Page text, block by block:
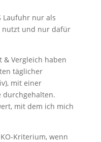
Laufuhr nur als
nutzt und nur dafür
& Vergleich haben
täglicher
mit einer
durchgehalten.
mit dem ich mich
Kriterium, wenn